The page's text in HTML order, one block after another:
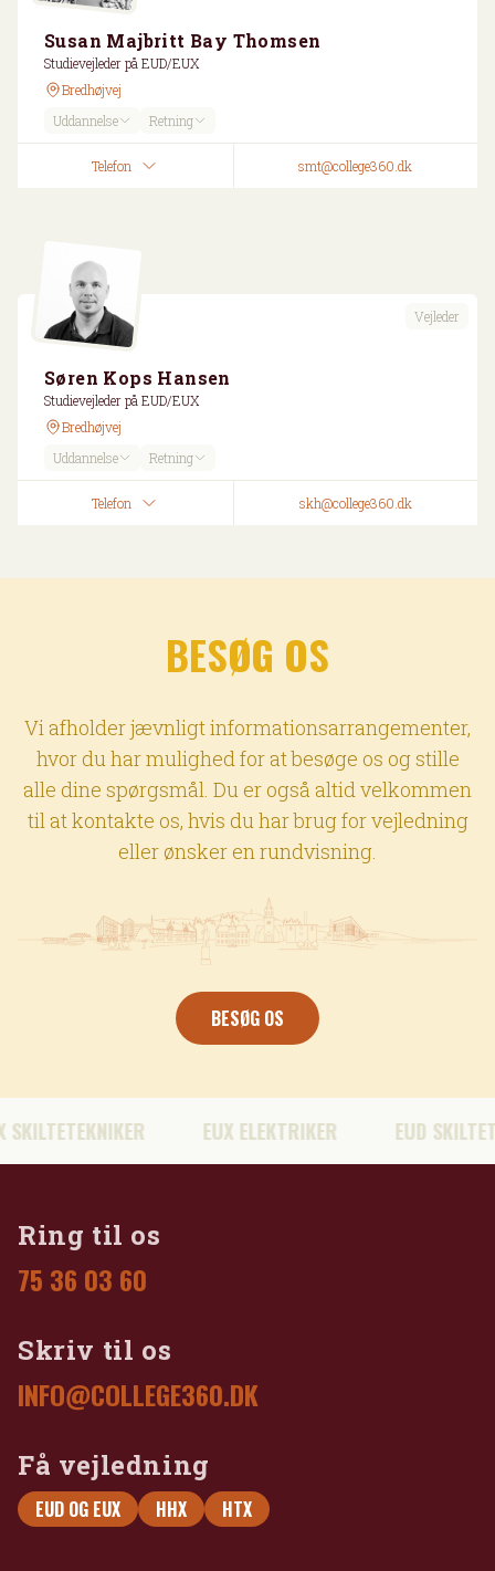
Susan Majbritt Bay Thomsen
Studievejleder på EUD/EUX
Bredhøjvej
Uddannelse
Retning
Telefon smt@college360.dk
Vejleder
Søren Kops Hansen
Studievejleder på EUD/EUX
Bredhøjvej
Uddannelse
Retning
Telefon skh@college360.dk
BESØG OS
Vi afholder jævnligt informationsarrangementer,
hvor du har mulighed for at besøge os og stille
alle dine spørgsmål. Du er også altid velkommen
til at kontakte os, hvis du har brug for vejledning
eller ønsker en rundvisning.
BESØG OS
EUX ELEKTRIKER EUD
Ring til os
75 36 03 60
Skriv til os
INFO@COLLEGE360.DK
Få vejledning
EUD OG EUX HHX HTX